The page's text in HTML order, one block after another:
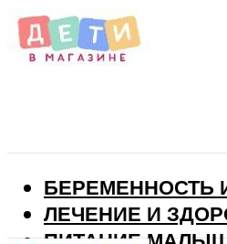
БЕРЕМЕННОСТЬ
ЛЕЧЕНИЕ И